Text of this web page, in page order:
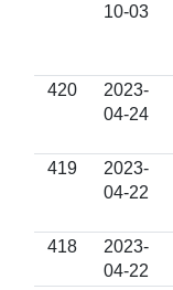
10-03
420
2023-
04-24
419
2023-
04-22
418
2023-
04-22